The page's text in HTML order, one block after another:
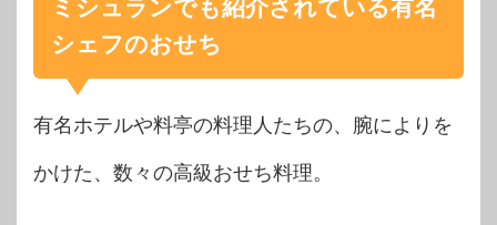
ミシュランでも紹介されている有名
シェフのおせち
有名ホテルや料亭の料理人たちの、腕によりを
かけた、数々の高級おせち料理。